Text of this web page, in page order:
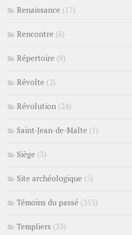
Renaissance (17)
Rencontre (6)
Répertoire (9)
Révolte (2)
Révolution (24)
Saint-Jean-de-Malte (1)
Siège (3)
Site archéologique (5)
Témoins du passé (353)
Templiers (33)